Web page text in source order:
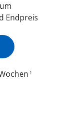
Endpreis
1